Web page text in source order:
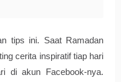
tips ini. Saat Ramadan
cerita inspiratif tiap hari
di akun Facebook-nya.